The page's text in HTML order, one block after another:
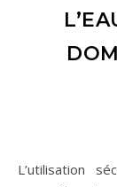
L’utilisation sécurisée de l’eau de javel requiert une